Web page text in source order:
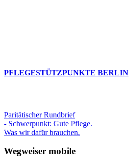
PFLEGESTÜTZPUNKTE BERLIN
Paritätischer Rundbrief
- Schwerpunkt: Gute Pflege.
Was wir dafür brauchen.
Wegweiser mobile